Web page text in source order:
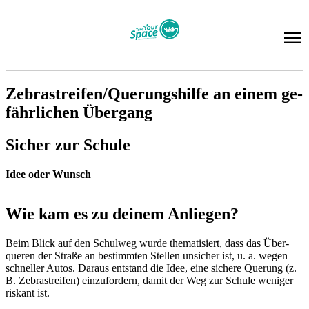
Ze­bra­strei­fen/Que­rungs­hil­fe an ei­nem ge­
fähr­li­chen Über­gang
Si­cher zur Schu­le
Idee oder Wunsch
Wie kam es zu dei­nem An­lie­gen?
Beim Blick auf den Schul­weg wur­de the­ma­ti­siert, dass das Über­
que­ren der Stra­ße an be­stimm­ten Stel­len un­si­cher ist, u. a. we­gen
schnel­ler Au­tos. Dar­aus ent­stand die Idee, eine si­che­re Que­rung (z.
B. Ze­bra­strei­fen) ein­zu­for­dern, da­mit der Weg zur Schu­le we­ni­ger
ris­kant ist.